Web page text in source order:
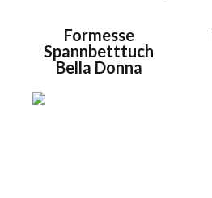
Formesse
Spannbetttuch
Bella Donna